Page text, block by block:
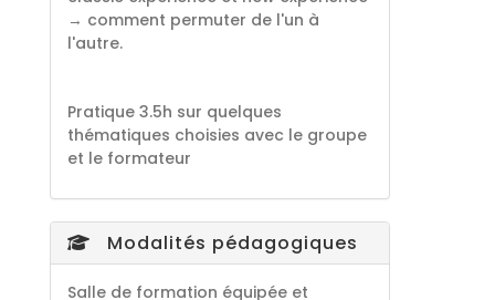
→ comment permuter de l'un à
l'autre.
Pratique 3.5h sur quelques
thématiques choisies avec le groupe
et le formateur
Modalités pédagogiques
Salle de formation équipée et